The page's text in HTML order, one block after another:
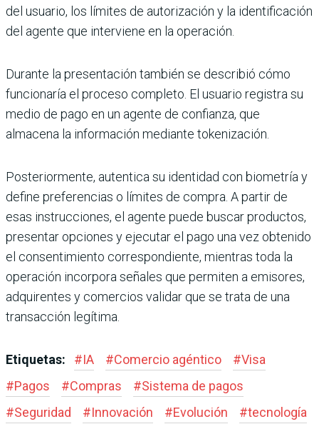
del usuario, los límites de autorización y la identificación
del agente que interviene en la operación.
Durante la presentación también se describió cómo
funcionaría el proceso completo. El usuario registra su
medio de pago en un agente de confianza, que
almacena la información mediante tokenización.
Posteriormente, autentica su identidad con biometría y
define preferencias o límites de compra. A partir de
esas instrucciones, el agente puede buscar productos,
presentar opciones y ejecutar el pago una vez obtenido
el consentimiento correspondiente, mientras toda la
operación incorpora señales que permiten a emisores,
adquirentes y comercios validar que se trata de una
transacción legítima.
Etiquetas: #IA #Comercio agéntico #Visa
#Pagos #Compras #Sistema de pagos
#Seguridad #Innovación #Evolución #tecnología